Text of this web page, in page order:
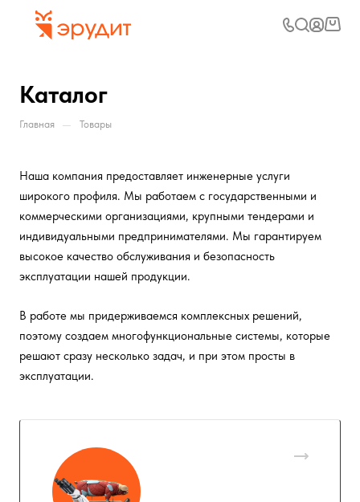
Каталог
Главная — Товары
Наша компания предоставляет инженерные услуги
широкого профиля. Мы работаем с государственными и
коммерческими организациями, крупными тендерами и
индивидуальными предпринимателями. Мы гарантируем
высокое качество обслуживания и безопасность
эксплуатации нашей продукции.
В работе мы придерживаемся комплексных решений,
поэтому создаем многофункциональные системы, которые
решают сразу несколько задач, и при этом просты в
эксплуатации.